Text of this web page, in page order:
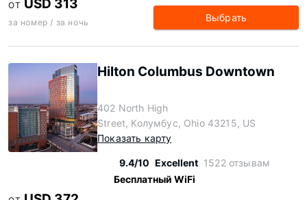
ОТ USD 313
за номер / за ночь Выбрать
Hilton Columbus Downtown
402 North High
Street, Колумбус, Ohio 43215, US
Показать карту
9.4/10 Excellent 1522 отзывам
Бесплатный WiFi